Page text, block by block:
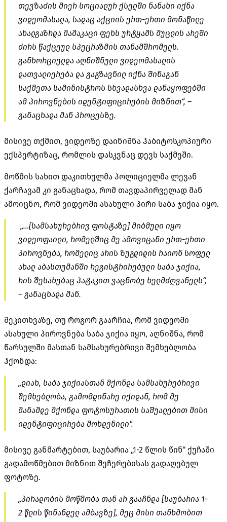
თევზაძის მიერ სოციალურ ქსელში ნანახი იქნა
ვიდეომასალა, სადაც აქციის ერთ-ერთი მონაწილე
ახალგაზრდა მამაკაცი ფეხს ურტყამს მუცლის არეში
ძირს წაქცეულ სპეცრაზმის თანამშრომელს.
განხორციელდა აღნიშნული ვიდეომასალის
დათვალიერება და გაგზავნილ იქნა შინაგან
საქმეთა სამინისტროს სხვადასხვა დანაყოფებში
ამ პიროვნების იდენტიფიცირების მიზნით“, –
განაცხადა მან პროცესზე.
მისივე თქმით, ვიდეოზე დაინიშნა ჰაბიტოსკოპიური
ექსპერტიზაც, რომლის დასკვნაც დევს საქმეში.
მოწმის სახით დაკითხულმა პოლიციელმა ლევან
ქარჩავამ კი განაცხადა, რომ თავდაპირველად მან
ამოიცნო, რომ ვიდეოში ასახული პირი საბა ჯიქია იყო.
„…[სამსახურებრივ ფოსტაზე] მიბმული იყო
ვიდეოფაილი, რომელშიც მე ამოვიცანი ერთ-ერთი
პიროვნება, რომელიც არის ზუგდიდის რაიონ სოფელ
ახალ აბასთუმანში რეგისტრირებული საბა ჯიქია,
რის შესახებაც პატაკით ვაცნობე ხელმძღვანელს“,
– განაცხადა მან.
შეკითხვაზე, თუ როგორ გაარჩია, რომ ვიდეოში
ასახული პიროვნება საბა ჯიქია იყო, აღნიშნა, რომ
წარსულში მასთან სამსახურებრივი შემხებლობა
ჰქონდა:
„დიახ, საბა ჯიქიასთან მქონდა სამსახურებრივი
შემხებლობა, გამომდინარე იქიდან, რომ მე
მანამდე მქონდა ფოტოსურათის საშუალებით მისი
იდენტიფიცირება მოხდენილი“.
მისივე განმარტებით, საუბარია „1-2 წლის წინ“ ქუჩაში
გადამოწმებით მიზნით შეჩერებისას გადაღებულ
ფოტოზე.
„პირადობის მოწმობა თან არ გააჩნდა [საუბარია 1-
2 წლის წინანდელ ამბავზე], მეც მისი თანხმობით